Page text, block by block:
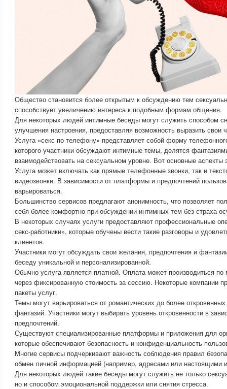
Общество становится более открытым к обсуждению тем
способствует увеличению интереса к подобным формам общения.
Для некоторых людей интимные беседы могут служить способом
улучшения настроения, предоставляя возможность выразить свои
Услуга «секс по телефону» представляет собой форму
которого участники обсуждают интимные темы, делятся
взаимодействовать на сексуальном уровне. Вот основные аспекты
Услуга может включать как прямые телефонные звонки, так и
видеозвонки. В зависимости от платформы и предпочтений
варьироваться.
Большинство сервисов предлагают анонимность, что позволяет
себя более комфортно при обсуждении интимных тем без страха
В некоторых случаях услуги предоставляют профессиональные
секс-работники», которые обучены вести такие разговоры и
клиентов.
Участники могут обсуждать свои желания, предпочтения и
беседу уникальной и персонализированной.
Обычно услуга является платной. Оплата может производиться по
через фиксированную стоимость за сессию. Некоторые компании
пакеты услуг.
Темы могут варьироваться от романтических до более откровенных
фантазий. Участники могут выбирать уровень откровенности в
предпочтений.
Существуют специализированные платформы и приложения для
которые обеспечивают безопасность и конфиденциальность
Многие сервисы подчеркивают важность соблюдения правил
обмен личной информацией (например, адресами или настоящими
Для некоторых людей такие беседы могут служить не только
но и способом эмоциональной поддержки или снятия стресса.